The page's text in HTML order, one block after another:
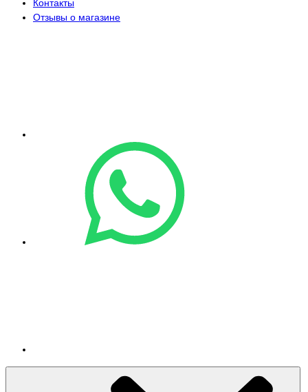
Контакты
Отзывы о магазине